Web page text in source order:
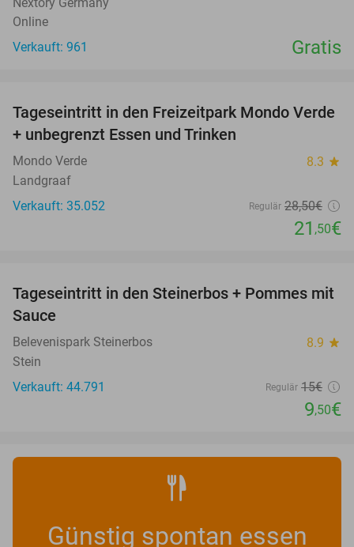
Nextory Germany
Online
Verkauft: 961
Gratis
25%
Tageseintritt in den Freizeitpark Mondo Verde
+ unbegrenzt Essen und Trinken
Mondo Verde 8.3 star
Landgraaf
Verkauft: 35.052
Regulär 28,50€
21 ,50€
37%
Tageseintritt in den Steinerbos + Pommes mit
Sauce
Belevenispark Steinerbos 8.9 star
Stein
Verkauft: 44.791
Regulär 15€
9,50€
Günstig spontan essen